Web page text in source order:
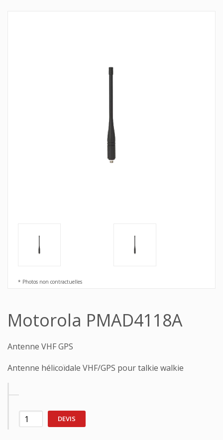
* Photos non contractuelles
Motorola PMAD4118A
Antenne VHF GPS
Antenne hélicoïdale VHF/GPS pour talkie walkie
DEVIS